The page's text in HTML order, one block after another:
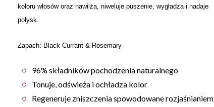
koloru włosów oraz nawilża, niweluje puszenie, wygładza i nadaje
połysk.
Zapach: Black Currant & Rosemary
96% składników pochodzenia naturalnego
Tonuje, odświeża i ochładza kolor
Regeneruje zniszczenia spowodowane rozjaśnianiem